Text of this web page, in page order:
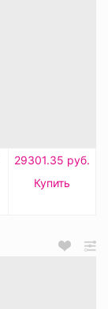
29301.35 руб.
Купить